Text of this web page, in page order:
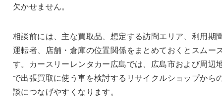
欠かせません。
相談前には、主な買取品、想定する訪問エリア、利用期
運転者、店舗・倉庫の位置関係をまとめておくとスムー
す。カースリーレンタカー広島では、広島市および周辺
で出張買取に使う車を検討するリサイクルショップから
談につなげやすくなります。